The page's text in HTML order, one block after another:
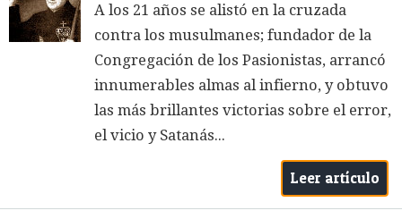
A los 21 años se alistó en la cruzada
contra los musulmanes; fundador de la
Congregación de los Pasionistas, arrancó
innumerables almas al infierno, y obtuvo
las más brillantes victorias sobre el error,
el vicio y Satanás...
Leer artículo